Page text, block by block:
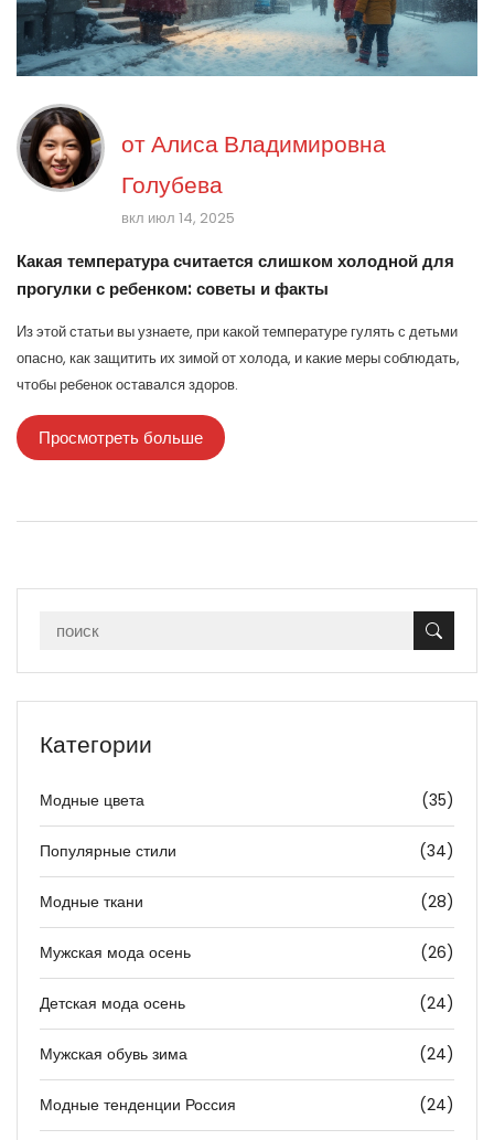
отАлиса Владимировна
Голубева
вкл июл 14, 2025
Какая температура считается слишком холодной для
прогулки с ребенком: советы и факты
Из этой статьи вы узнаете, при какой температуре гулять с детьми
опасно, как защитить их зимой от холода, и какие меры соблюдать,
чтобы ребенок оставался здоров.
Просмотреть больше
Категории
Модные цвета (35)
Популярные стили (34)
Модные ткани (28)
Мужская мода осень (26)
Детская мода осень (24)
Мужская обувь зима (24)
Модные тенденции Россия (24)